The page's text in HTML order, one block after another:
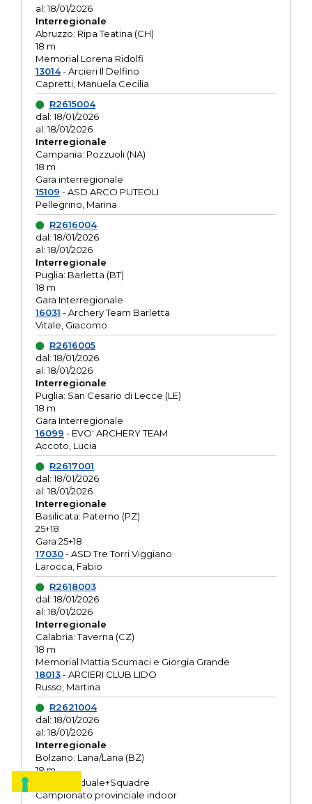
al: 18/01/2026
Interregionale
Abruzzo: Ripa Teatina (CH)
18 m
Memorial Lorena Ridolfi
13014- Arcieri Il Delfino
Capretti, Manuela Cecilia
R2615004
dal: 18/01/2026
al: 18/01/2026
Interregionale
Campania: Pozzuoli (NA)
18 m
Gara interregionale
15109 - ASD ARCO PUTEOLI
Pellegrino, Marina
R2616004
dal: 18/01/2026
al: 18/01/2026
Interregionale
Puglia: Barletta (BT)
18 m
Gara Interregionale
16031 - Archery Team Barletta
Vitale, Giacomo
R2616005
dal: 18/01/2026
al: 18/01/2026
Interregionale
Puglia: San Cesario di Lecce (LE)
18 m
Gara Interregionale
16099 - EVO' ARCHERY TEAM
Accoto, Lucia
R2617001
dal: 18/01/2026
al: 18/01/2026
Interregionale
Basilicata: Paterno (PZ)
25+18
Gara 25+18
17030- ASD Tre Torri Viggiano
Larocca, Fabio
R2618003
dal: 18/01/2026
al: 18/01/2026
Interregionale
Calabria: Taverna (CZ)
18 m
Memorial Mattia Scumaci e Giorgia Grande
18013- ARCIERI CLUB LIDO
Russo, Martina
R2621004
dal: 18/01/2026
al: 18/01/2026
Interregionale
Bolzano: Lana/Lana (BZ)
18 m
O.R. Individuale+Squadre
Campionato provinciale indoor